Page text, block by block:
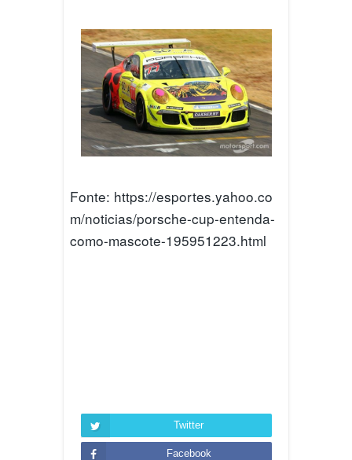
Fonte: https://esportes.yahoo.co
m/noticias/porsche-cup-entenda-
como-mascote-195951223.html
Twitter
Facebook